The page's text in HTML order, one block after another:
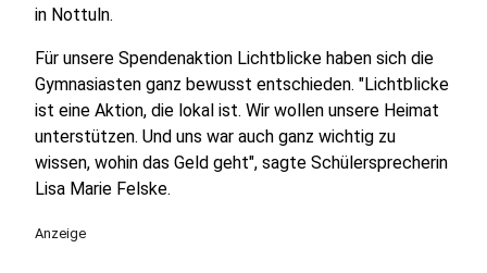
in Nottuln.
Für unsere Spendenaktion Lichtblicke haben sich die
Gymnasiasten ganz bewusst entschieden. "Lichtblicke
ist eine Aktion, die lokal ist. Wir wollen unsere Heimat
unterstützen. Und uns war auch ganz wichtig zu
wissen, wohin das Geld geht", sagte Schülersprecherin
Lisa Marie Felske.
Anzeige